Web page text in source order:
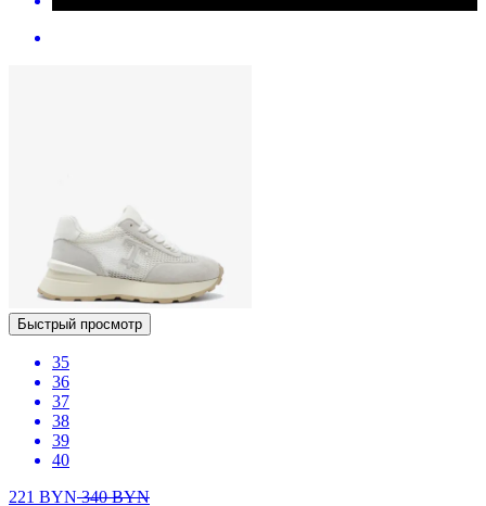
Быстрый просмотр
35
36
37
38
39
40
221 BYN340BYN